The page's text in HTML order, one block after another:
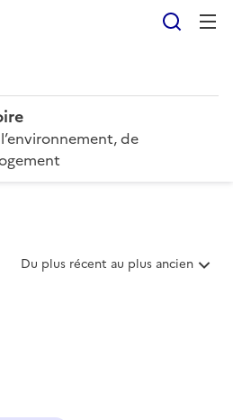
de
T
Du plus récent au plus ancien